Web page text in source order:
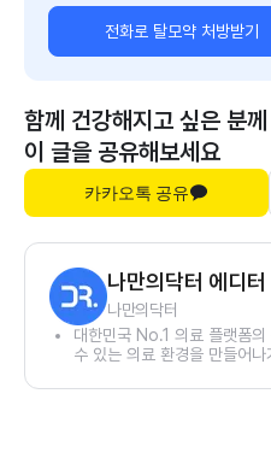
전화로 탈모약 처방받기
함께 건강해지고 싶은 분께
이 글을 공유해보세요
카카오톡 공유
나만의닥터 에디터
나만의닥터
대한민국 No.1 의료 플랫폼
수 있는 의료 환경을 만들어